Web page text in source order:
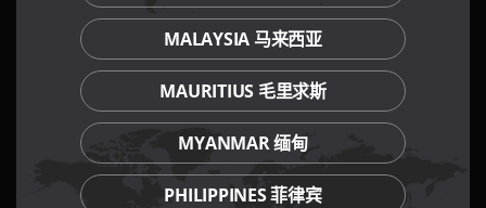
MALAYSIA 马来西亚
MAURITIUS 毛里求斯
MYANMAR 缅甸
PHILIPPINES 菲律宾